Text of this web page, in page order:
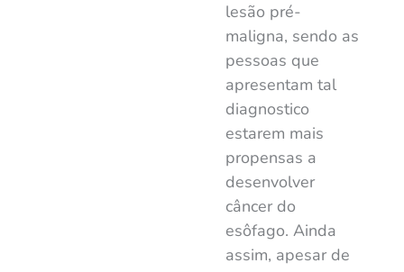
lesão pré-
maligna, sendo as
pessoas que
apresentam tal
diagnostico
estarem mais
propensas a
desenvolver
câncer do
esôfago. Ainda
assim, apesar de